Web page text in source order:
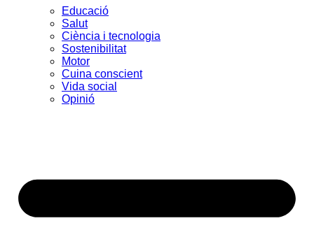
Educació
Salut
Ciència i tecnologia
Sostenibilitat
Motor
Cuina conscient
Vida social
Opinió